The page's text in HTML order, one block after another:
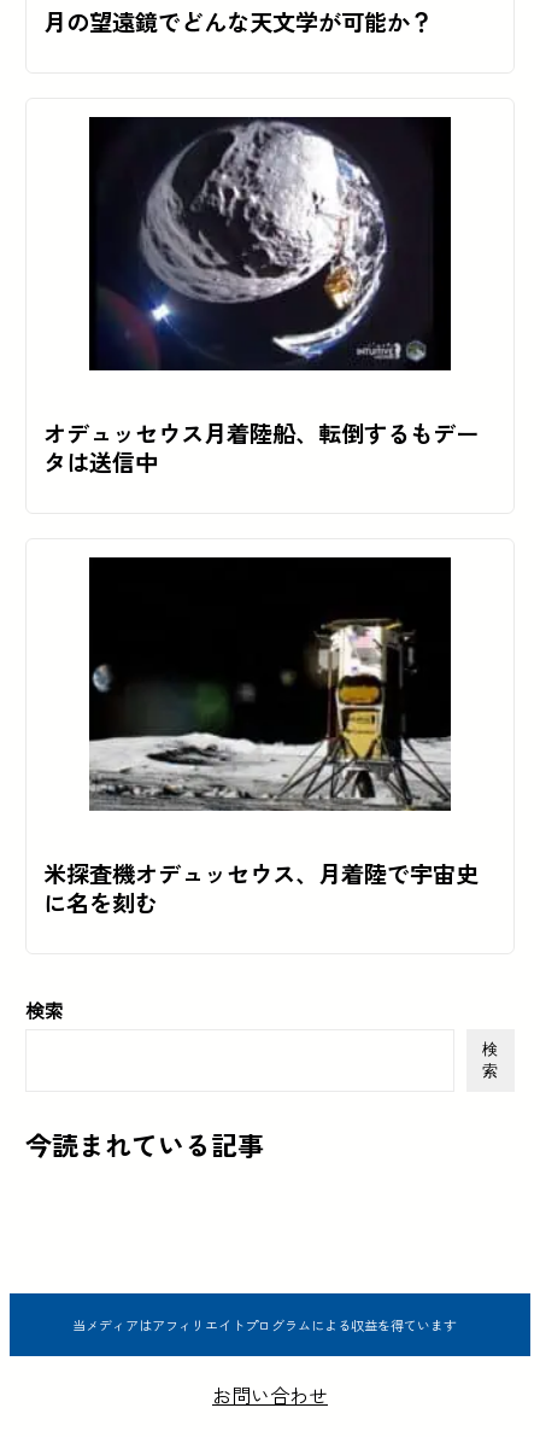
月の望遠鏡でどんな天文学が可能か？
オデュッセウス月着陸船、転倒するもデー
タは送信中
米探査機オデュッセウス、月着陸で宇宙史
に名を刻む
検索
検
索
今読まれている記事
当メディアはアフィリエイトプログラムによる収益を得ています
お問い合わせ